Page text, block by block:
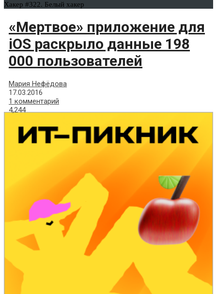
Хакер #322. Белый хакер
«Мертвое» приложение для
iOS раскрыло данные 198
000 пользователей
Мария Нефёдова
17.03.2016
1 комментарий
4,244